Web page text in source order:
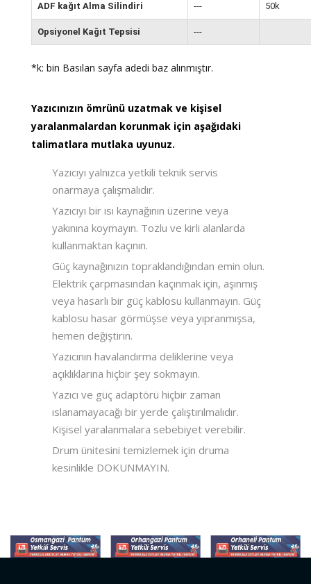
ADF kağıt Alma Silindiri --- 50k
Opsiyonel Kağıt Tepsisi ---
*k: bin Basılan sayfa adedi baz alınmıştır.
Yazıcınızın ömrünü uzatmak ve kişisel
yaralanmalardan korunmak için aşağıdaki
talimatlara mutlaka uyunuz.
Yazıcıyı yalnızca yetkili teknik servis
onarmaya çalışmalıdır.
Yazıcıyı bir ısı kaynağının üzerine veya
yakınına koymayın. Tozlu ve kirli alanlarda
kullanmaktan kaçının.
Güç kaynağınızın topraklandığından emin olun.
Elektrik çarpmasından kaçınmak için, aşınmış
veya hasarlı bir güç kablosu kullanmayın. Güç
kablosu hasar görmüşse veya yıpranmışsa,
hemen değiştirin.
Yazıcının havalandırma deliklerine veya
açıklıklarına hiçbir şey sokmayın.
Yazıcı ve güç adaptörü hiçbir zaman
ıslanamayacağı bir yerde çalıştırılmalıdır.
Kişisel yaralanmalara sebebiyet verebilir.
Drum ünitesini temizlemek için druma
kesinlikle DOKUNMAYIN.